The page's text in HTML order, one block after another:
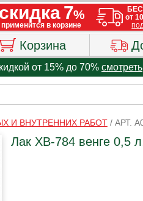
Корзина
от 15% до 70% смотреть
И ВНУТРЕННИХ РАБОТ/ АРТ.
Лак ХВ-784 венге 0,5